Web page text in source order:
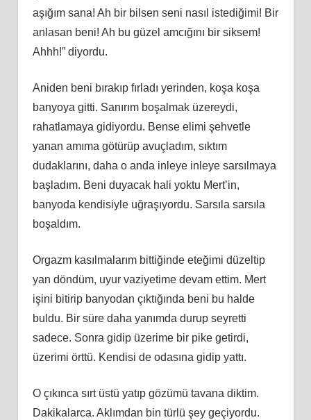
aşığım sana! Ah bir bilsen seni nasıl istediğimi! Bir
anlasan beni! Ah bu güzel amcığını bir siksem!
Ahhh!” diyordu.
Aniden beni bırakıp fırladı yerinden, koşa koşa
banyoya gitti. Sanırım boşalmak üzereydi,
rahatlamaya gidiyordu. Bense elimi şehvetle
yanan amıma götürüp avuçladım, sıktım
dudaklarını, daha o anda inleye inleye sarsılmaya
başladım. Beni duyacak hali yoktu Mert’in,
banyoda kendisiyle uğraşıyordu. Sarsıla sarsıla
boşaldım.
Orgazm kasılmalarım bittiğinde eteğimi düzeltip
yan döndüm, uyur vaziyetime devam ettim. Mert
işini bitirip banyodan çıktığında beni bu halde
buldu. Bir süre daha yanımda durup seyretti
sadece. Sonra gidip üzerime bir pike getirdi,
üzerimi örttü. Kendisi de odasına gidip yattı.
O çıkınca sırt üstü yatıp gözümü tavana diktim.
Dakikalarca. Aklımdan bin türlü şey geçiyordu.